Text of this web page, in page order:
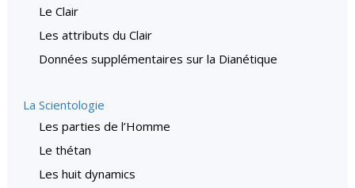
Le Clair
Les attributs du Clair
Données supplémentaires sur la Dianétique
La Scientologie
Les parties de l’Homme
Le thétan
Les huit dynamics